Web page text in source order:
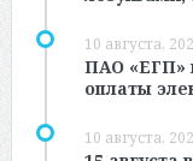
10 августа,
ПАО «ЕГП»
оплаты
10 августа,